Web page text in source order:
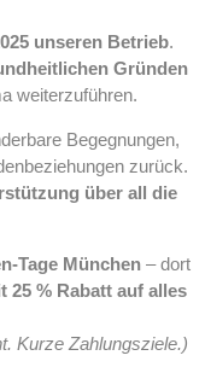
unseren Betrieb.
Gründen
weiterzuführen.
Begegnungen,
zurück.
über all die
Tage München– dort
25 % Rabatt auf alles
Kurze Zahlungsziele.)